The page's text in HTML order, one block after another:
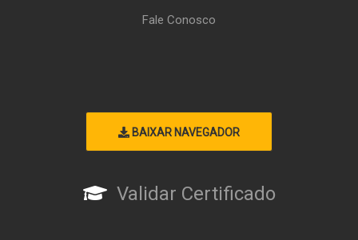
Fale Conosco
BAIXAR NAVEGADOR
Validar Certificado